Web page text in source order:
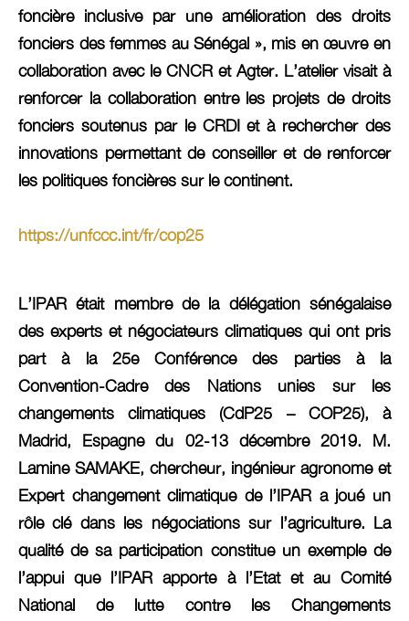
foncière inclusive par une amélioration des droits
fonciers des femmes au Sénégal », mis en œuvre en
collaboration avec le CNCR et Agter. L’atelier visait à
renforcer la collaboration entre les projets de droits
fonciers soutenus par le CRDI et à rechercher des
innovations permettant de conseiller et de renforcer
les politiques foncières sur le continent.
https://unfccc.int/fr/cop25
L’IPAR était membre de la délégation sénégalaise
des experts et négociateurs climatiques qui ont pris
part à la 25e Conférence des parties à la
Convention-Cadre des Nations unies sur les
changements climatiques (CdP25 – COP25), à
Madrid, Espagne du 02-13 décembre 2019. M.
Lamine SAMAKE, chercheur, ingénieur agronome et
Expert changement climatique de l’IPAR a joué un
rôle clé dans les négociations sur l’agriculture. La
qualité de sa participation constitue un exemple de
l’appui que l’IPAR apporte à l’Etat et au Comité
National de lutte contre les Changements